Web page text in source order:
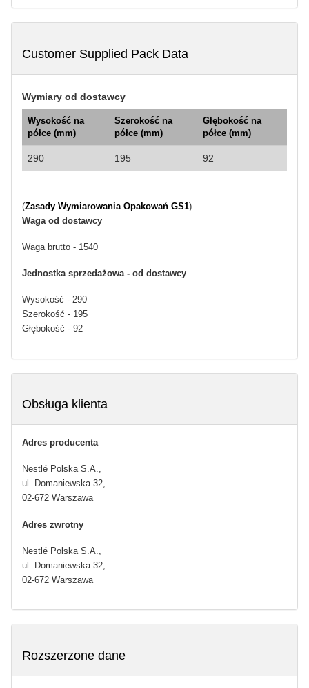
Customer Supplied Pack Data
Wymiary od dostawcy
Wysokość na
półce (mm)
Szerokość na
półce (mm)
Głębokość na
półce (mm)
290 195 92
(Zasady Wymiarowania Opakowań GS1)
Waga od dostawcy
Waga brutto - 1540
Jednostka sprzedażowa - od dostawcy
Wysokość - 290
Szerokość - 195
Głębokość - 92
Obsługa klienta
Adres producenta
Nestlé Polska S.A.,
ul. Domaniewska 32,
02-672 Warszawa
Adres zwrotny
Nestlé Polska S.A.,
ul. Domaniewska 32,
02-672 Warszawa
Rozszerzone dane